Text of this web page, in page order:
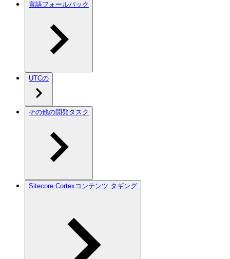
言語フォールバック
UTCの
その他の開発タスク
Sitecore Cortexコンテンツ タギング